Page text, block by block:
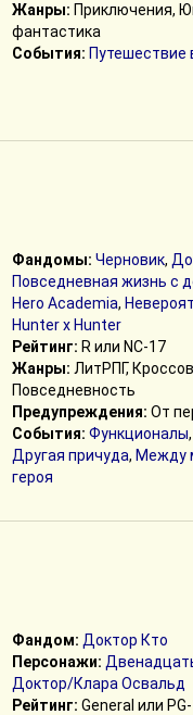
Жанры: Приключения,
фантастика
События: Путешествие
Фандомы: Черновик,
Повседневная жизнь с
Hero Academia,
Hunter x Hunter
Рейтинг: R или NC-17
Жанры: ЛитРПГ,
Повседневность
Предупреждения: От
События: Функционалы,
Другая причуда, Между
героя
Фандом: Доктор Кто
Персонажи:
Доктор/Клара Освальд
Рейтинг: General или